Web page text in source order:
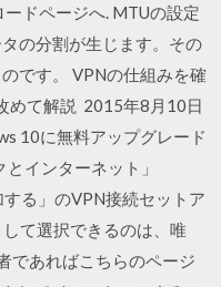
ドページへ. MTUの設定
の分割が生じます。その
です。 VPNの仕組みを確
めて解説 2015年8月10日
10に無料アップグレード
インターネット」
る」のVPN接続セットア
て選択できるのは、唯
であればこちらのページ